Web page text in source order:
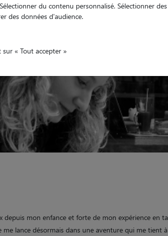
depuis mon enfance et forte de mon expérience en
me lance désormais dans une aventure qui me tient
du contenu personnalisé. Sélectionner
des données d'audience.
« Tout accepter »